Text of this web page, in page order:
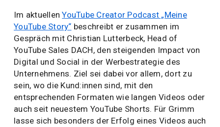
Im aktuellenYouTube Creator Podcast „Meine
YouTube Story“ beschreibt er zusammen im
Gespräch mit Christian Lutterbeck, Head of
YouTube Sales DACH, den steigenden Impact von
Digital und Social in der Werbestrategie des
Unternehmens. Ziel sei dabei vor allem, dort zu
sein, wo die Kund:innen sind, mit den
entsprechenden Formaten wie langen Videos oder
auch seit neuestem YouTube Shorts. Für Grimm
lasse sich besonders der Erfolg eines Videos auch